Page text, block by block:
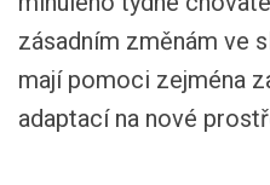
zásadním změnám ve
mají pomoci zejména
adaptací na nové